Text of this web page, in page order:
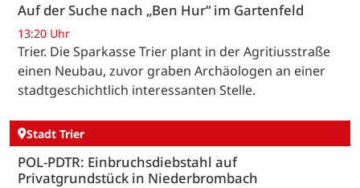
Auf der Suche nach „Ben Hur“ im Gartenfeld
13:20 Uhr
Trier. Die Sparkasse Trier plant in der Agritiusstraße
einen Neubau, zuvor graben Archäologen an einer
stadtgeschichtlich interessanten Stelle.
Stadt Trier
POL-PDTR: Einbruchsdiebstahl auf
Privatgrundstück in Niederbrombach